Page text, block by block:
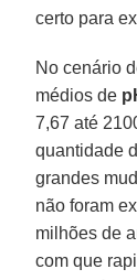
certo para
No cenário
médios de
7,67 até
quantidade
grandes
não foram
milhões de
com que